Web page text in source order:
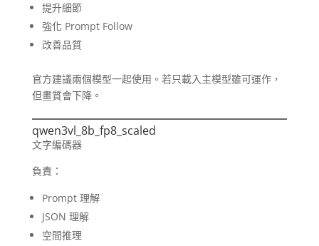
提升細節
強化 Prompt Follow
改善品質
官方建議兩個模型一起使用。若只載入主模型雖可運作，
但畫質會下降。
qwen3vl_8b_fp8_scaled
文字編碼器
負責：
Prompt 理解
JSON 理解
空間推理